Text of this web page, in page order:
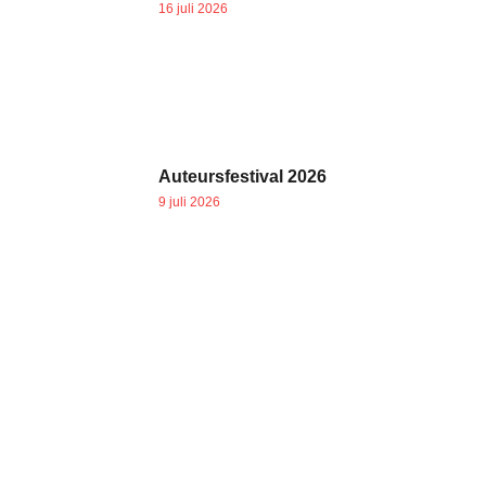
16 juli 2026
Auteursfestival 2026
9 juli 2026